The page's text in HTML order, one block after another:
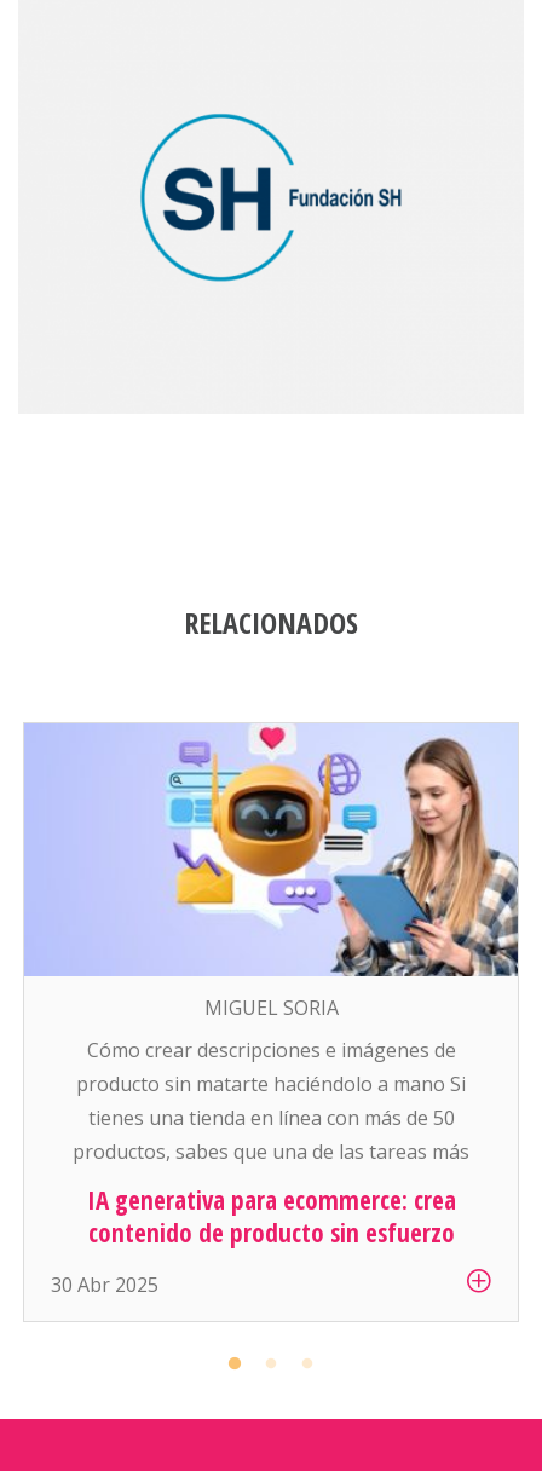
RELACIONADOS
MIGUEL SORIA
Cómo crear descripciones e imágenes de
producto sin matarte haciéndolo a mano Si
tienes una tienda en línea con más de 50
productos, sabes que una de las tareas más
pesadas (y aburridas) es: escribir descripciones
atractivas y conseguir buenas fotos para cada
artículo. Y si manejas cientos o miles de
productos… es simplemente inhumano […]
IA generativa para ecommerce: crea
contenido de producto sin esfuerzo
30 Abr 2025